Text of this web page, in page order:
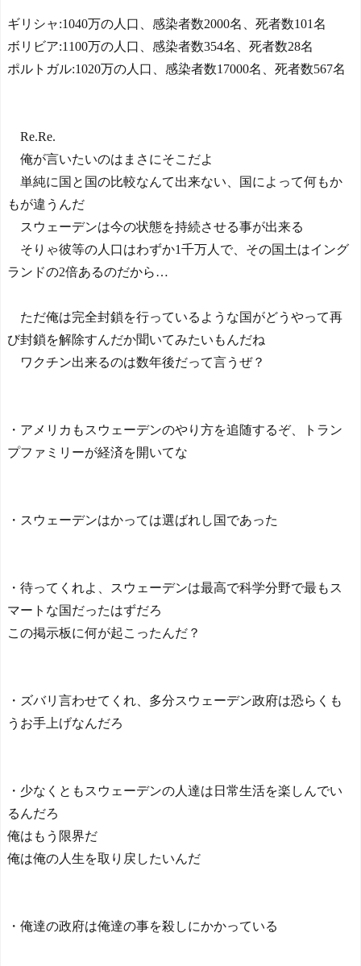
ギリシャ:1040万の人口、感染者数2000名、死者数101名
ボリビア:1100万の人口、感染者数354名、死者数28名
ポルトガル:1020万の人口、感染者数17000名、死者数567名
Re.Re.
俺が言いたいのはまさにそこだよ
単純に国と国の比較なんて出来ない、国によって何もか
もが違うんだ
スウェーデンは今の状態を持続させる事が出来る
そりゃ彼等の人口はわずか1千万人で、その国土はイング
ランドの2倍あるのだから…
ただ俺は完全封鎖を行っているような国がどうやって再
び封鎖を解除すんだか聞いてみたいもんだね
ワクチン出来るのは数年後だって言うぜ？
・アメリカもスウェーデンのやり方を追随するぞ、トラン
プファミリーが経済を開いてな
・スウェーデンはかっては選ばれし国であった
・待ってくれよ、スウェーデンは最高で科学分野で最もス
マートな国だったはずだろ
この掲示板に何が起こったんだ？
・ズバリ言わせてくれ、多分スウェーデン政府は恐らくも
うお手上げなんだろ
・少なくともスウェーデンの人達は日常生活を楽しんでい
るんだろ
俺はもう限界だ
俺は俺の人生を取り戻したいんだ
・俺達の政府は俺達の事を殺しにかかっている